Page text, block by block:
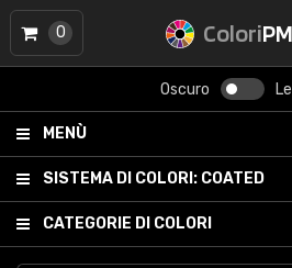
Colori
Oscuro
MENÙ
SISTEMA DI COLORI: COATED
CATEGORIE DI COLORI
0